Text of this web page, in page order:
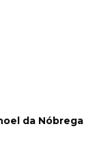
da Nóbrega